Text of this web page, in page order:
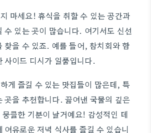
마세요! 휴식을 취할 수 있는 공간과
수 있는 곳이 많습니다. 여기서도 신선
찾을 수 있죠. 예를 들어, 참치회와 함
사이드 디시가 일품입니다.
게 즐길 수 있는 맛집들이 많은데, 특
곳을 추천합니다. 끓여낸 국물의 깊은
클한 기분이 날거예요! 감성적인 데
여유로운 저녁 식사를 즐길 수 있습니